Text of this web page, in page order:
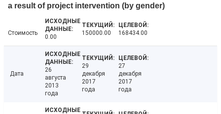
a result of project intervention (by gender)
Стоимость
0.00
150000.00 168434.00
Дата
26
августа
2013
года
29
декабря
2017
года
27
декабря
2017
года